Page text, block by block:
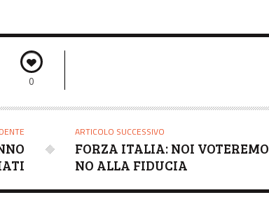
0
ARTICOLO SUCCESSIVO
FORZA ITALIA: NOI VOTEREMO
NO ALLA FIDUCIA